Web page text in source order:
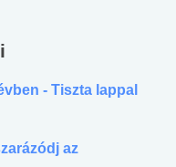
- Tiszta lappal
az